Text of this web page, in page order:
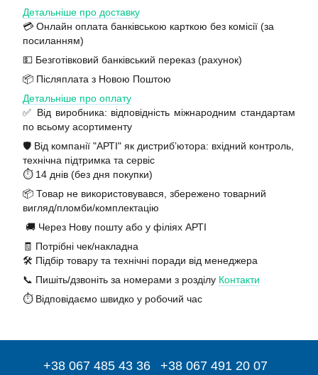
Детальніше про доставку
💳 Онлайн оплата банківською карткою без комісії (за
посиланням)
💵 Безготівковий банківський переказ (рахунок)
📦 Післяплата з Новою Поштою
Детальніше про оплату
✅ Від виробника: відповідність міжнародним стандартам
по всьому асортименту
🛡️ Від компанії "АРТІ" як дистриб’ютора: вхідний контроль,
технічна підтримка та сервіс
⏱️ 14 днів (без дня покупки)
📦 Товар не використовувався, збережено товарний
вигляд/пломби/комплектацію
🚚 Через Нову пошту або у філіях АРТІ
🧾 Потрібні чек/накладна
🛠️ Підбір товару та технічні поради від менеджера
📞 Пишіть/дзвоніть за номерами з розділу Контакти
⏱️ Відповідаємо швидко у робочий час
+38 067 485 43 36 +38 067 491 20 07